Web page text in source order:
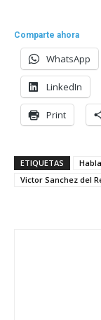
Comparte ahora
WhatsApp
LinkedIn
Print
ETIQUETAS
Victor Sanchez del